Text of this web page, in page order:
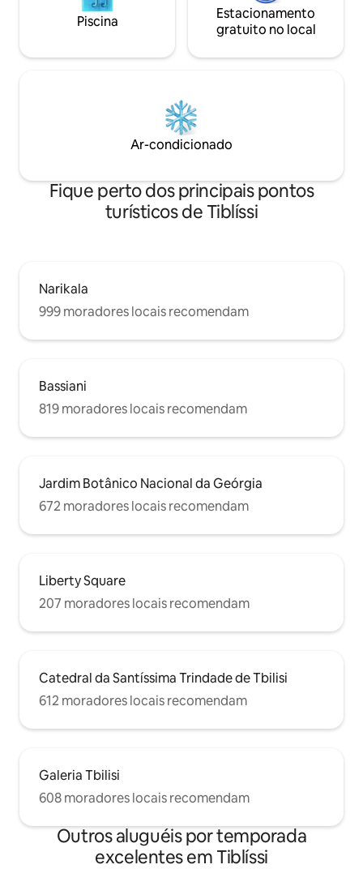
Piscina
Estacionamento
gratuito no local
Ar-condicionado
Fique perto dos principais pontos
turísticos de Tiblíssi
Narikala
999 moradores locais recomendam
Bassiani
819 moradores locais recomendam
Jardim Botânico Nacional da Geórgia
672 moradores locais recomendam
Liberty Square
207 moradores locais recomendam
Catedral da Santíssima Trindade de Tbilisi
612 moradores locais recomendam
Galeria Tbilisi
608 moradores locais recomendam
Outros aluguéis por temporada
excelentes em Tiblíssi